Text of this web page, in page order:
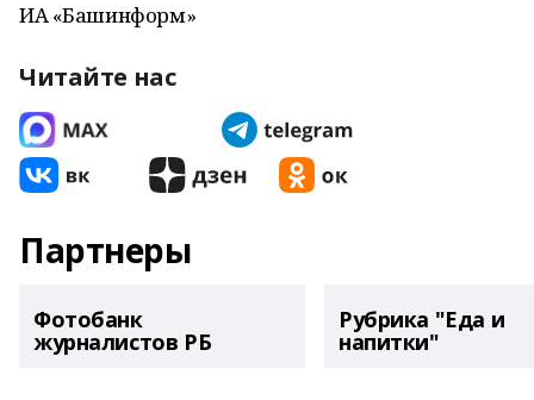
ИА «Башинформ»
Читайте нас
Партнеры
Фотобанк
журналистов РБ
Рубрика "Еда и
напитки"